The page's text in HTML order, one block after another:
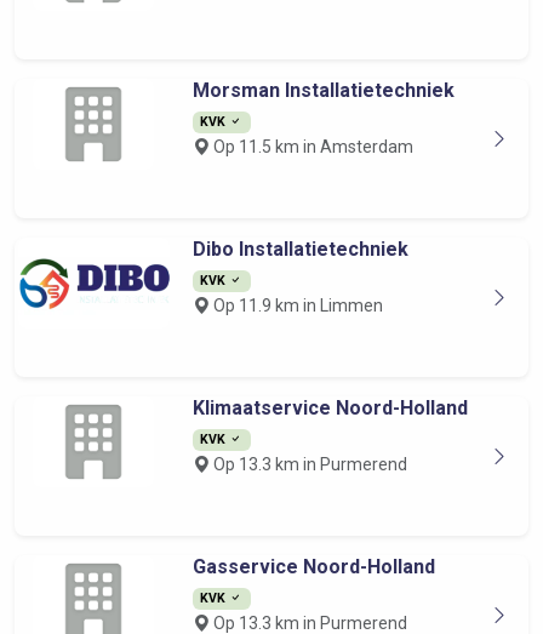
Morsman Installatietechniek
KVK
Op 11.5 km in Amsterdam
Dibo Installatietechniek
KVK
Op 11.9 km in Limmen
Klimaatservice Noord-Holland
KVK
Op 13.3 km in Purmerend
Gasservice Noord-Holland
KVK
Op 13.3 km in Purmerend